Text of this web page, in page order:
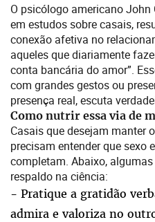
O psicólogo americano
em estudos sobre casais,
conexão afetiva no
aqueles que diariamente
conta bancária do amor”.
com grandes gestos ou
presença real, escuta
Como nutrir essa via de
Casais que desejam manter
precisam entender que sexo
completam. Abaixo,
respaldo na ciência:
- Pratique a gratidão
admira e valoriza no